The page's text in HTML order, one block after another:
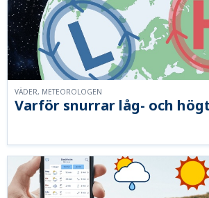
Varför snurrar låg- och
VÄDER, METEOROLOGEN